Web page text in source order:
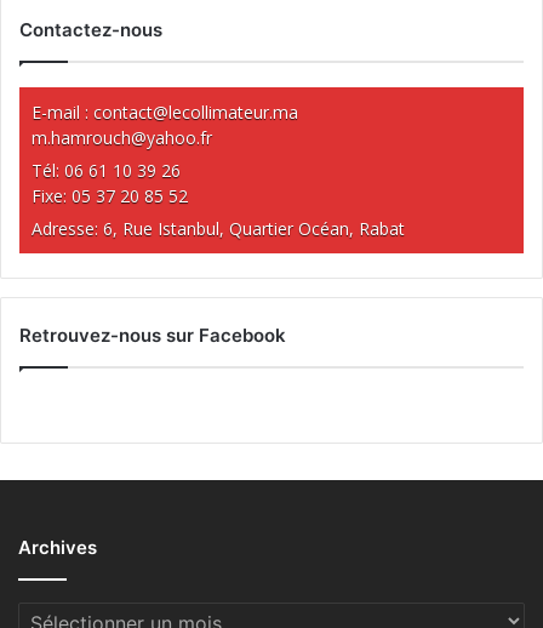
Contactez-nous
E-mail : contact@lecollimateur.ma
m.hamrouch@yahoo.fr
Tél: 06 61 10 39 26
Fixe: 05 37 20 85 52
Adresse: 6, Rue Istanbul, Quartier Océan, Rabat
Retrouvez-nous sur Facebook
Archives
Archives